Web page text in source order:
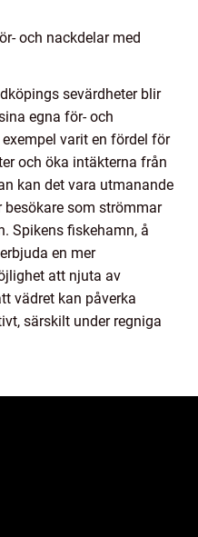
och nackdelar med
sevärdheter blir
egna för- och
varit en fördel för
och öka intäkterna från
kan det vara utmanande
som strömmar
Spikens fiskehamn, å
en mer
att njuta av
vädret kan påverka
särskilt under regniga